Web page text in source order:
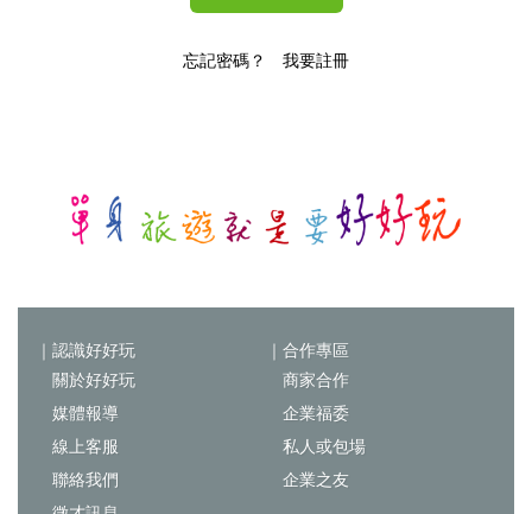
忘記密碼？ 我要註冊
｜認識好好玩
關於好好玩
媒體報導
線上客服
聯絡我們
｜合作專區
商家合作
企業福委
私人或包場
企業之友